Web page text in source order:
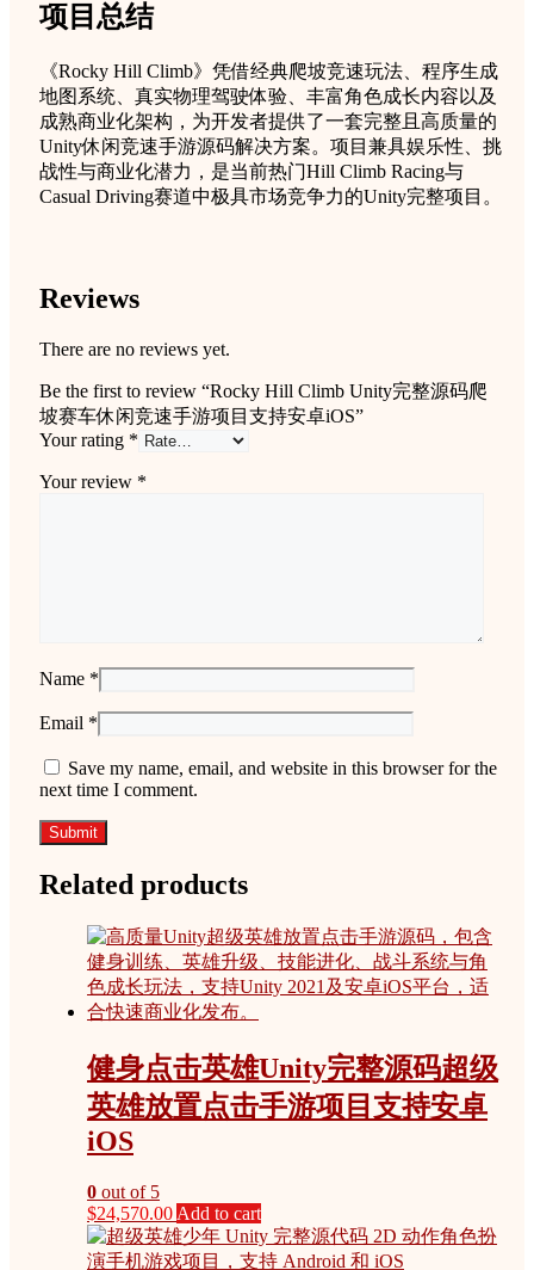
项目总结
《Rocky Hill Climb》凭借经典爬坡竞速玩法、程序生成
地图系统、真实物理驾驶体验、丰富角色成长内容以及
成熟商业化架构，为开发者提供了一套完整且高质量的
Unity休闲竞速手游源码解决方案。项目兼具娱乐性、挑
战性与商业化潜力，是当前热门Hill Climb Racing与
Casual Driving赛道中极具市场竞争力的Unity完整项目。
Reviews
There are no reviews yet.
Be the first to review “Rocky Hill Climb Unity完整源码爬
坡赛车休闲竞速手游项目支持安卓iOS”
Your rating *
Your review *
Name *
Email *
Save my name, email, and website in this browser for the
next time I comment.
Related products
健身点击英雄Unity完整源码超级
英雄放置点击手游项目支持安卓
iOS
0 out of 5
$24,570.00 Add to cart